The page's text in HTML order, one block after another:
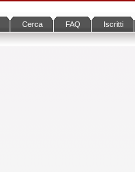
Cerca FAQ Iscritti